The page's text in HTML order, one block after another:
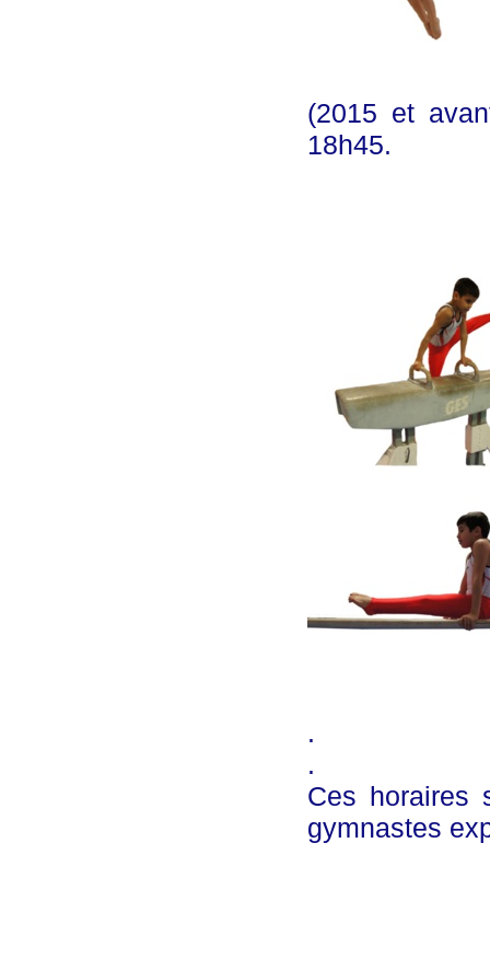
(2015 et
18h45.
.
.
Ces horaires
gymnastes